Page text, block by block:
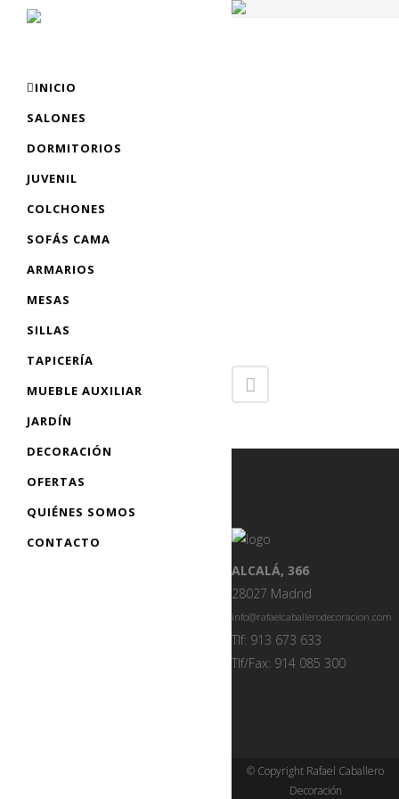
INICIO
SALONES
DORMITORIOS
JUVENIL
COLCHONES
SOFÁS CAMA
ARMARIOS
MESAS
SILLAS
TAPICERÍA
MUEBLE AUXILIAR
JARDÍN
DECORACIÓN
OFERTAS
QUIÉNES SOMOS
CONTACTO
ALCALÁ, 366
28027 Madrid
info@rafaelcaballerodecoracion.com
Tlf: 913 673 633
Tlf/Fax: 914 085 300
© Copyright Rafael Caballero
Decoración